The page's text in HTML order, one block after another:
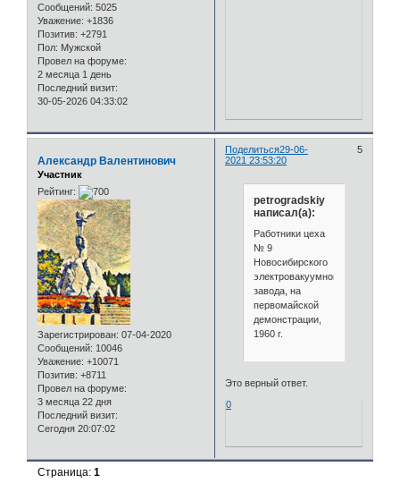
Сообщений: 5025
Уважение: +1836
Позитив: +2791
Пол: Мужской
Провел на форуме:
2 месяца 1 день
Последний визит:
30-05-2026 04:33:02
Поделиться 5
29-06-
2021 23:53:20
Александр Валентинович
Участник
Рейтинг:
Зарегистрирован: 07-04-2020
Сообщений: 10046
Уважение: +10071
Позитив: +8711
Провел на форуме:
3 месяца 22 дня
Последний визит:
Сегодня 20:07:02
petrogradskiy
написал(а):
Работники цеха
№ 9
Новосибирского
электровакуумного
завода, на
первомайской
демонстрации,
1960 г.
Это верный ответ.
0
Страница:1